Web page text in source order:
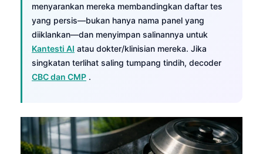
menyarankan mereka membandingkan daftar tes
yang persis—bukan hanya nama panel yang
diiklankan—dan menyimpan salinannya untuk
Kantesti AI atau dokter/klinisian mereka. Jika
singkatan terlihat saling tumpang tindih, decoder
CBC dan CMP .